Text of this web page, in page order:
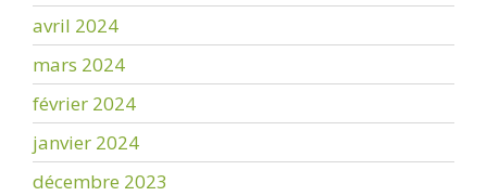
avril 2024
mars 2024
février 2024
janvier 2024
décembre 2023